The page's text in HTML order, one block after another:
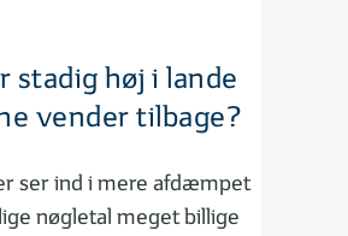
høj i lande
vender tilbage?
ser ind i mere afdæmpet
nøgletal meget billige